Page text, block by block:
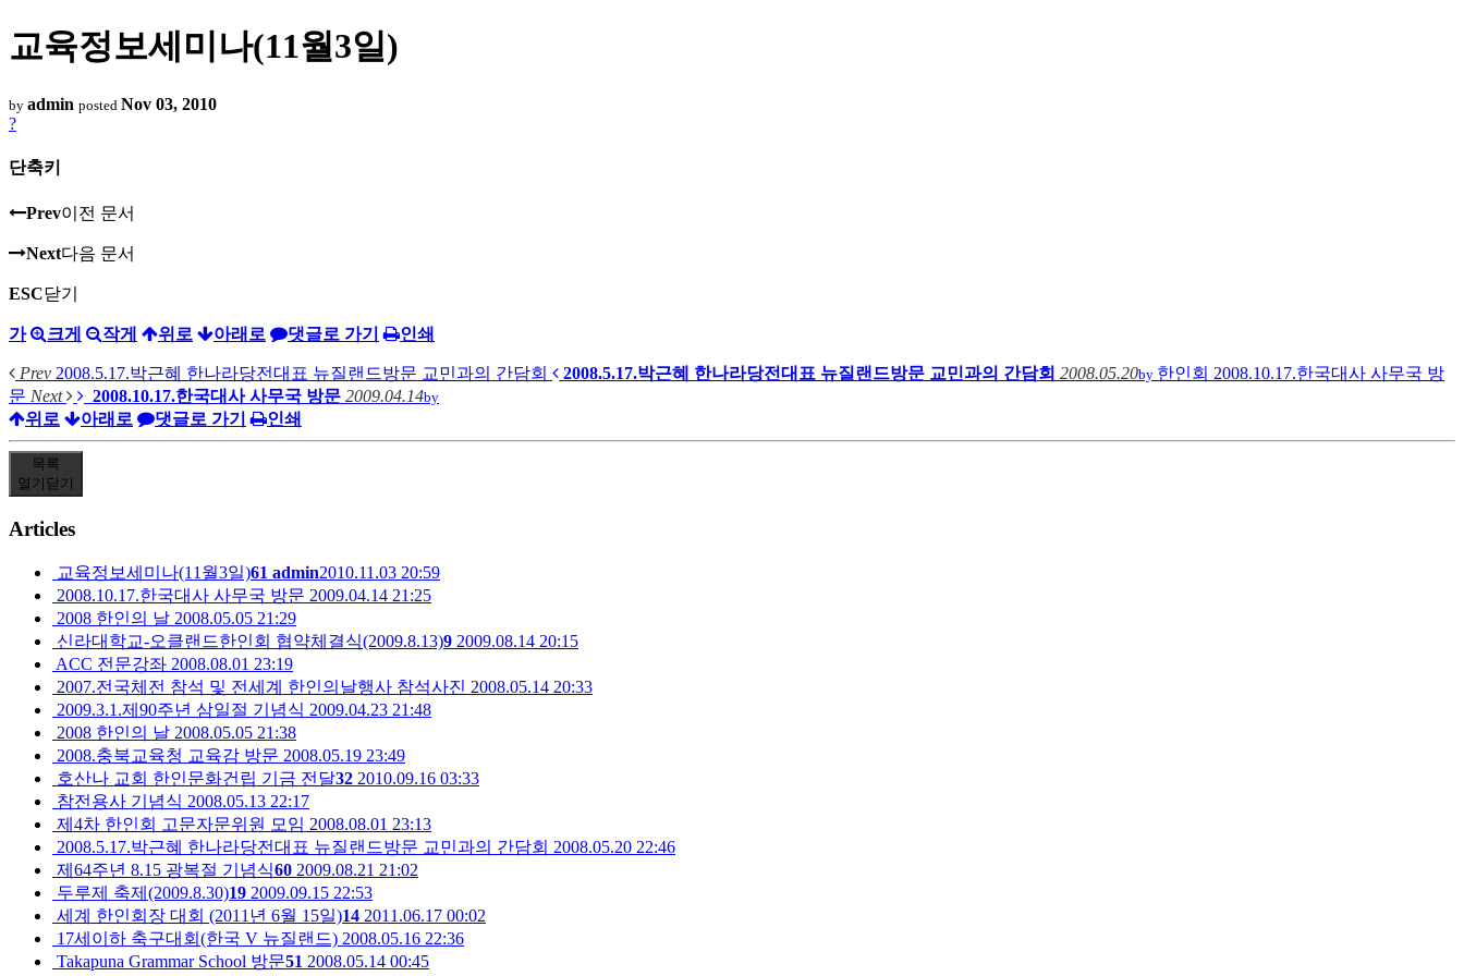
교육정보세미나(11월3일)
by admin posted Nov 03, 2010
?
단축키
Prev이전 문서
Next다음 문서
ESC닫기
가 크게 작게 위로 아래로 댓글로 가기 인쇄
Prev 2008.5.17.박근혜 한나라당전대표 뉴질랜드방문 교민과의 간담회 2008.5.17.박근혜 한나라당전대표 뉴질랜드방문 교민과의 간담회 2008.05.20by 한인회 2008.10.17.한국대사 사무국 방
문 Next 2008.10.17.한국대사 사무국 방문 2009.04.14by
위로 아래로 댓글로 가기 인쇄
목록
열기 닫기
Articles
교육정보세미나(11월3일)61 admin2010.11.03 20:59
2008.10.17.한국대사 사무국 방문 2009.04.14 21:25
2008 한인의 날 2008.05.05 21:29
신라대학교-오클랜드한인회 협약체결식(2009.8.13)9 2009.08.14 20:15
ACC 전문강좌 2008.08.01 23:19
2007.전국체전 참석 및 전세계 한인의날행사 참석사진 2008.05.14 20:33
2009.3.1.제90주년 삼일절 기념식 2009.04.23 21:48
2008 한인의 날 2008.05.05 21:38
2008.충북교육청 교육감 방문 2008.05.19 23:49
호산나 교회 한인문화건립 기금 전달32 2010.09.16 03:33
참전용사 기념식 2008.05.13 22:17
제4차 한인회 고문자문위원 모임 2008.08.01 23:13
2008.5.17.박근혜 한나라당전대표 뉴질랜드방문 교민과의 간담회 2008.05.20 22:46
제64주년 8.15 광복절 기념식60 2009.08.21 21:02
두루제 축제(2009.8.30)19 2009.09.15 22:53
세계 한인회장 대회 (2011년 6월 15일)14 2011.06.17 00:02
17세이하 축구대회(한국 V 뉴질랜드) 2008.05.16 22:36
Takapuna Grammar School 방문51 2008.05.14 00:45